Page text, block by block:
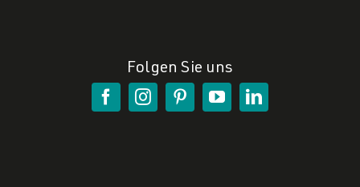
Folgen Sie uns